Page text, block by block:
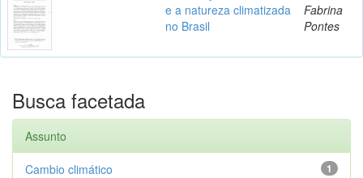
e a natureza climatizada
no Brasil
Fabrina
Pontes
Busca facetada
Assunto
1
Cambio climático